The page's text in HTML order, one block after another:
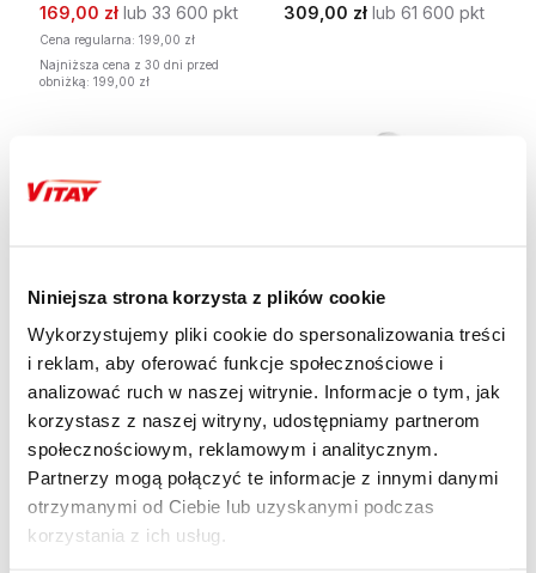
Niniejsza strona korzysta z plików cookie
Wykorzystujemy pliki cookie do spersonalizowania treści
i reklam, aby oferować funkcje społecznościowe i
analizować ruch w naszej witrynie. Informacje o tym, jak
korzystasz z naszej witryny, udostępniamy partnerom
społecznościowym, reklamowym i analitycznym.
Partnerzy mogą połączyć te informacje z innymi danymi
otrzymanymi od Ciebie lub uzyskanymi podczas
korzystania z ich usług.
169,00 zł lub 33 600 pkt
Cena regularna: 199,00 zł
Najniższa cena z 30 dni przed
obniżką: 199,00 zł
309,00 zł lub 61 600 pkt
Sprzęt AGD
CZAJNIK ARIETE GLASS
165,00 zł lub 32 800 pkt
Sprzęt AGD
CZAJNIK ELEKTRYCZNY
ARIETE 2869 POSITANO
289,00 zł lub 57 600 pkt